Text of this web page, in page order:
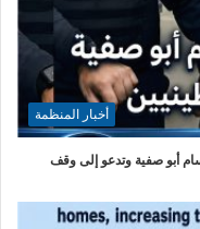
أخبار المنظمة
أبو صفية وتدعو إلى وقف